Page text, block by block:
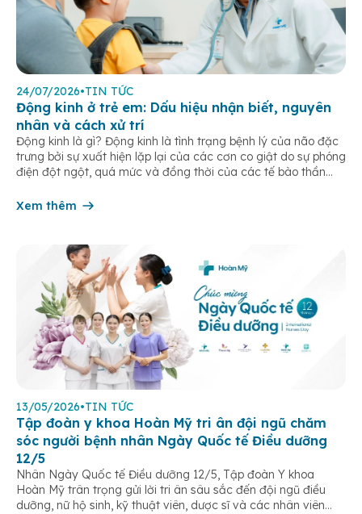
24/07/2026•TIN TỨC
Động kinh ở trẻ em: Dấu hiệu nhận biết, nguyên
nhân và cách xử trí
Động kinh là gì? Động kinh là tình trạng bệnh lý của não đặc
trưng bởi sự xuất hiện lặp lại của các cơn co giật do sự phóng
điện đột ngột, quá mức và đồng thời của các tế bào thần
Xem thêm
13/05/2026•TIN TỨC
Tập đoàn y khoa Hoàn Mỹ tri ân đội ngũ chăm
sóc người bệnh nhân Ngày Quốc tế Điều dưỡng
12/5
Nhân Ngày Quốc tế Điều dưỡng 12/5, Tập đoàn Y khoa
Hoàn Mỹ trân trọng gửi lời tri ân sâu sắc đến đội ngũ điều
dưỡng, nữ hộ sinh, kỹ thuật viên, dược sĩ và các nhân viên